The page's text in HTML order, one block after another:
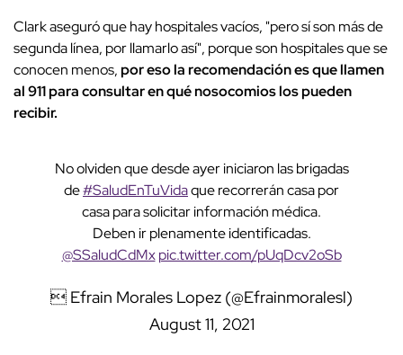
Clark aseguró que hay hospitales vacíos, "pero sí son más de
segunda línea, por llamarlo así", porque son hospitales que se
conocen menos,por eso la recomendación es que llamen
al 911 para consultar en qué nosocomios los pueden
recibir.
No olviden que desde ayer iniciaron las brigadas
de#SaludEnTuVidaque recorrerán casa por
casa para solicitar información médica.
Deben ir plenamente identificadas.
@SSaludCdMx pic.twitter.com/pUqDcv2oSb
 Efrain Morales Lopez (@Efrainmoralesl)
August 11, 2021